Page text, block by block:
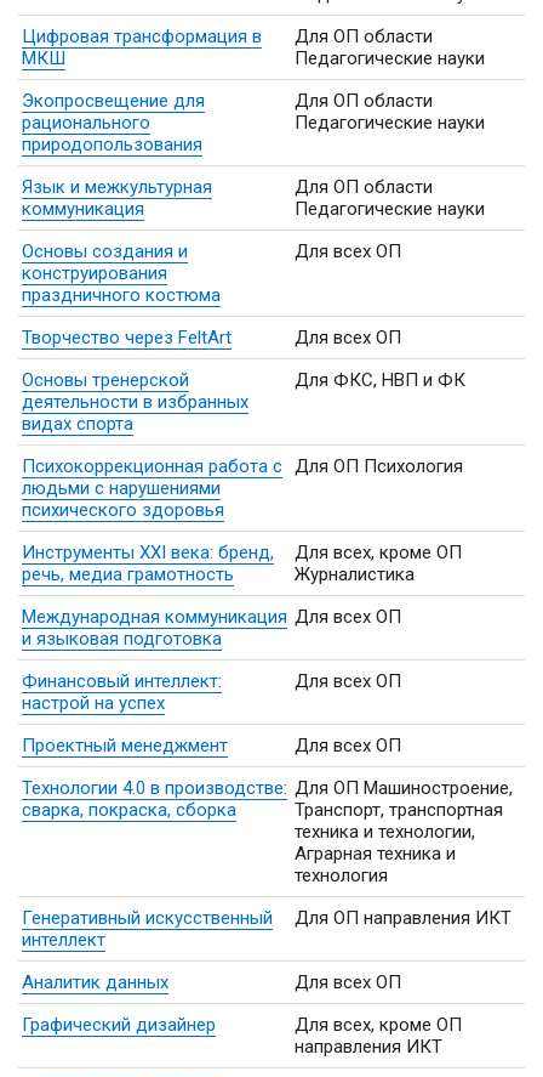
Цифровая трансформация в
МКШ
Для ОП области
Педагогические науки
Экопросвещение для
рационального
природопользования
Для ОП области
Педагогические науки
Язык и межкультурная
коммуникация
Для ОП области
Педагогические науки
Основы создания и
конструирования
праздничного костюма
Для всех ОП
Творчество через FeltArt
Для всех ОП
Основы тренерской
деятельности в избранных
видах спорта
Для ФКС, НВП и ФК
Психокоррекционная работа с
людьми с нарушениями
психического здоровья
Для ОП Психология
Инструменты XXI века: бренд,
речь, медиа грамотность
Для всех, кроме ОП
Журналистика
Международная коммуникация
и языковая подготовка
Для всех ОП
Финансовый интеллект:
настрой на успех
Для всех ОП
Проектный менеджмент
Для всех ОП
Технологии 4.0 в производстве:
сварка, покраска, сборка
Для ОП Машиностроение,
Транспорт, транспортная
техника и технологии,
Аграрная техника и
технология
Генеративный искусственный
интеллект
Для ОП направления ИКТ
Аналитик данных
Для всех ОП
Графический дизайнер
Для всех, кроме ОП
направления ИКТ